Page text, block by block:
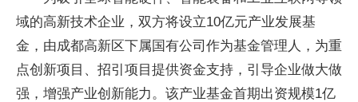
域的高新技术企业，双方将设立10亿元产业发展基
金，由成都高新区下属国有公司作为基金管理人，为重
点创新项目、招引项目提供资金支持，引导企业做大做
强，增强产业创新能力。该产业基金首期出资规模1亿